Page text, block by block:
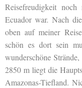
Reisefreudigkeit
Ecuador war. Nach
oben auf meiner
schön es dort sein
wunderschöne
2850 m liegt die
Amazonas-Tiefland.